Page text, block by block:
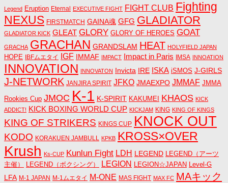
Legend Eruption Eternal EXECUTIVE FIGHT FIGHT CLUB Fighting
NEXUS FIRSTMATCH GAINA魂 GFG GLADIATOR
GLADIATOR KICK GLEAT GLORY GLORY OF HEROES GOAT
GRACHA GRACHAN GRANDSLAM HEAT HOLYFIELD JAPAN
HOPE IBFムエタイ IGF IMMAF IMPACT Impact in Paris IMSA INNOATION
INNOVATION INNOVATON Invicta IRE ISKA iSMOS J-GIRLS
J-NETWORK JANJIRA SPIRIT JFKO JMAEXPO JMMAF JMMA
Rookies Cup JMOC K-1 K-SPIRIT KAKUMEI KHAOS KICK
ADDICT! KICK BOXING WORLD CUP KICKJAM KING KING OF KINGS
KING OF STRIKERS KINGS CUP KNOCK OUT
KODO KORAKUEN JAMBULL KPKB KROSS×OVER
Krush Ks-CUP Kunlun Fight LDH LEGEND LEGEND（アーツ
主催）
LEGEND（ボクシング） LEGION LEGION☆JAPAN Level-G
LFA M-1 JAPAN M-1ムエタイ M-ONE MAS FIGHT MAX FC MAキック